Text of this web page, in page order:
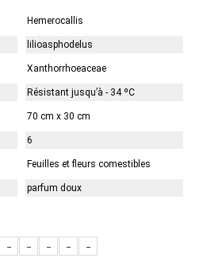
Hemerocallis
lilioasphodelus
Xanthorrhoeaceae
Résistant jusqu’à - 34 ºC
70 cm x 30 cm
6
Feuilles et fleurs comestibles
parfum doux
- - - - -